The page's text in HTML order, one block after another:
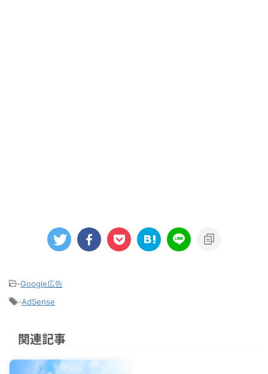
-Google広告
-AdSense
関連記事